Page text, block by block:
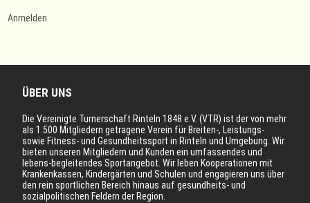
Anmelden
ÜBER UNS
Die Vereinigte Turnerschaft Rinteln 1848 e.V. (VTR) ist der von mehr
als 1.500 Mitgliedern getragene Verein für Breiten-, Leistungs-
sowie Fitness- und Gesundheitssport in Rinteln und Umgebung. Wir
bieten unseren Mitgliedern und Kunden ein umfassendes und
lebens-begleitendes Sportangebot. Wir leben Kooperationen mit
Krankenkassen, Kindergärten und Schulen und engagieren uns über
den rein sportlichen Bereich hinaus auf gesundheits- und
sozialpolitischen Feldern der Region.